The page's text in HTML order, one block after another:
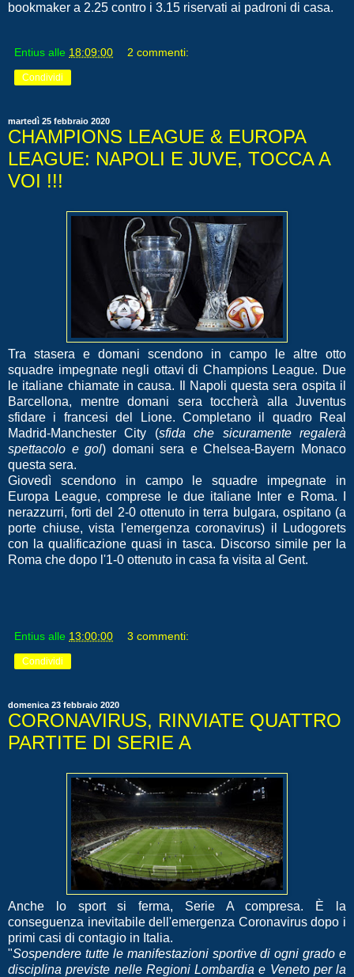
bookmaker a 2.25 contro i 3.15 riservati ai padroni di casa.
Entius alle 18:09:00 2 commenti:
Condividi
martedì 25 febbraio 2020
CHAMPIONS LEAGUE & EUROPA
LEAGUE: NAPOLI E JUVE, TOCCA A
VOI !!!
Tra stasera e domani scendono in campo le altre otto
squadre impegnate negli ottavi di Champions League. Due
le italiane chiamate in causa. Il Napoli questa sera ospita il
Barcellona, mentre domani sera toccherà alla Juventus
sfidare i francesi del Lione. Completano il quadro Real
Madrid-Manchester City (sfida che sicuramente regalerà
spettacolo e gol) domani sera e Chelsea-Bayern Monaco
questa sera.
Giovedì scendono in campo le squadre impegnate in
Europa League, comprese le due italiane Inter e Roma. I
nerazzurri, forti del 2-0 ottenuto in terra bulgara, ospitano (a
porte chiuse, vista l'emergenza coronavirus) il Ludogorets
con la qualificazione quasi in tasca. Discorso simile per la
Roma che dopo l'1-0 ottenuto in casa fa visita al Gent.
Entius alle 13:00:00 3 commenti:
Condividi
domenica 23 febbraio 2020
CORONAVIRUS, RINVIATE QUATTRO
PARTITE DI SERIE A
Anche lo sport si ferma, Serie A compresa. È la
conseguenza inevitabile dell'emergenza Coronavirus dopo i
primi casi di contagio in Italia.
"Sospendere tutte le manifestazioni sportive di ogni grado e
disciplina previste nelle Regioni Lombardia e Veneto per la